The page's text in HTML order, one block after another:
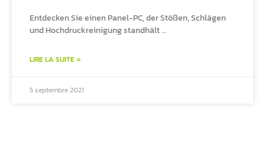
Entdecken Sie einen Panel-PC, der Stößen, Schlägen
und Hochdruckreinigung standhält …
LIRE LA SUITE »
5 septembre 2021